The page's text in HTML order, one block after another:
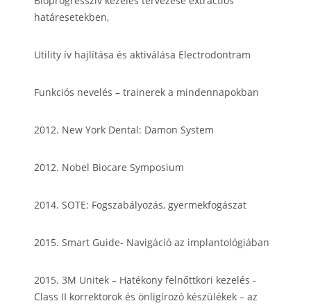
határesetekben,
Utility ív hajlítása és aktiválása Electrodontram
Funkciós nevelés – trainerek a mindennapokban
2012. New York Dental: Damon System
2012. Nobel Biocare Symposium
2014. SOTE: Fogszabályozás, gyermekfogászat
2015. Smart Guide- Navigáció az implantológiában
2015. 3M Unitek – Hatékony felnőttkori kezelés -
Class II korrektorok és önligírozó készülékek – az